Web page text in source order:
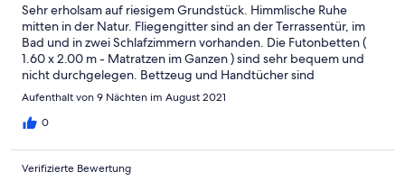
Sehr erholsam auf riesigem Grundstück. Himmlische Ruhe
mitten in der Natur. Fliegengitter sind an der Terrassentür, im
Bad und in zwei Schlafzimmern vorhanden. Die Futonbetten (
1.60 x 2.00 m - Matratzen im Ganzen ) sind sehr bequem und
nicht durchgelegen. Bettzeug und Handtücher sind
mitzubringen. Sitzauflagen sind viele vorhanden. Für
gehbehinderte Gäste ist die steile Treppe zu den
Schlafzimmern nicht geeignet. Wlan war leider nicht vorhanden.
Aufenthalt von 9 Nächten im August 2021
0
Verifizierte Bewertung